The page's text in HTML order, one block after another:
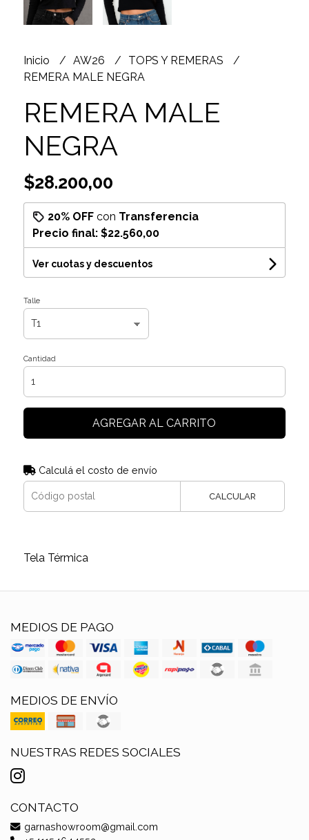
Inicio AW26
TOPS Y REMERAS
REMERA MALE NEGRA
REMERA MALE
NEGRA
$28.200,00
20% OFFcon Transferencia
Precio final: $22.560,00
Ver cuotas y descuentos
Talle
Cantidad
AGREGAR AL CARRITO
Calculá el costo de envío
CALCULAR
Tela Térmica
MEDIOS DE PAGO
MEDIOS DE ENVÍO
NUESTRAS REDES SOCIALES
CONTACTO
garnashowroom@gmail.com